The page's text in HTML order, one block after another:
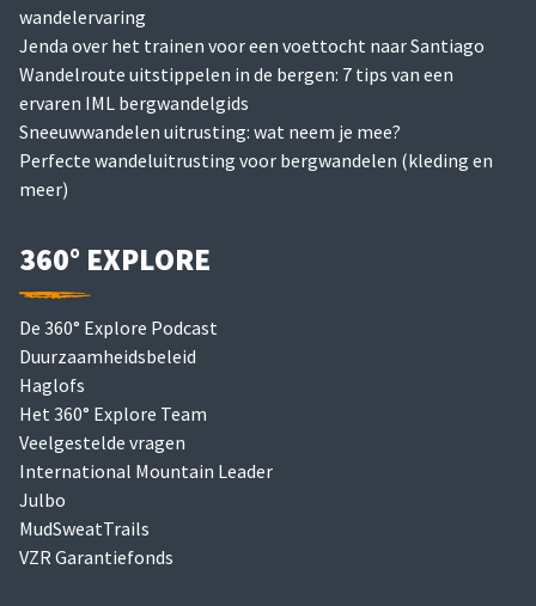
wandelervaring
Jenda over het trainen voor een voettocht naar Santiago
Wandelroute uitstippelen in de bergen: 7 tips van een
ervaren IML bergwandelgids
Sneeuwwandelen uitrusting: wat neem je mee?
Perfecte wandeluitrusting voor bergwandelen (kleding en
meer)
360° EXPLORE
De 360° Explore Podcast
Duurzaamheidsbeleid
Haglofs
Het 360° Explore Team
Veelgestelde vragen
International Mountain Leader
Julbo
MudSweatTrails
VZR Garantiefonds